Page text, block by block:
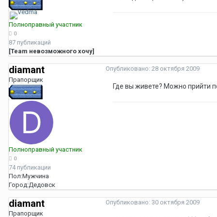
Полноправный участник
0
87 публикаций
[Team невозможного хочу]
diamant
Прапорщик
Полноправный участник
0
74 публикации
Пол:Мужчина
Город:Дедовск
Опубликовано: 28 октября 2009
Где вы живете? Можно прийти
diamant
Прапорщик
Опубликовано: 30 октября 2009